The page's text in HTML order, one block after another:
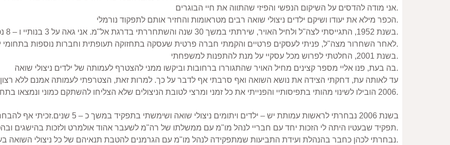
אני מודה להדסים על השיקום הנפשי והפיזי שהתווה את חיי הבוגרים.
הכפר מילא את יעודו ושיקם ילדים ניצולי שואה רבים מטראומות והחזיר אותם לתפקוד נורמלי.
בשנת 1952, התגייסתי לצה"ל ולחיל האויר, שירתתי במשך 30 שנה והשתחררתי בדרגת אל"מ. אני גאה על 3 בנותיי ו – 8 נכדיי.
לאחר השחרור מצה"ל, פניתי לעסקים פרטיים והקמתי חברה פרטית שעסקה בתחזוקה תעופתית וחברות נוספות בתחומי יצור ועוד.
בשנת 2001, החלטתי לפרוש מכל עסקיי על מנת להתפנות למשפחתי.
בה בעת, פנו אליי מספר קצינים מחיל האויר שהתגוררו ברחובות וביקשו ממני להצטרף לעמותה של ילדים ניצולי שואה.
2006 הובילו לשינוי מהותי בתפיסותיי והפנייתי את כל זמני ומרצי לטובת הניצולים שלא הצליחו להשתקם כמוני ונמצאו בתחתית מבחינה כלכלית ונפשית.
תפקיד שבעטיו היתה לי הזכות יחד עם חבריי לנהל מו"מ עם ממשלתו של רה"מ לשעבר אהוד אולמרט ולזכות בהישגים ובהטבות רבות למען כל ניצולי השואה בישראל.
נבחרתי לכהן כחבר בהנהלת ועידת התביעות שמתפקידה לנהל מו"מ עם הגרמנים להטבת תנאיהם של כל ניצולי השואה בעולם.